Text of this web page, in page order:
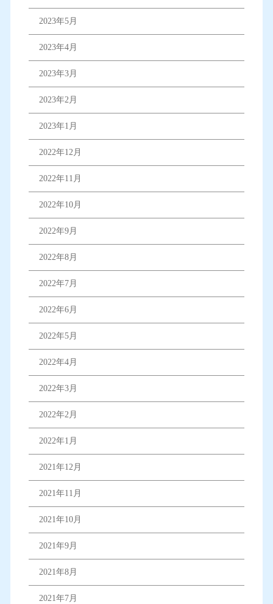
2023年5月
2023年4月
2023年3月
2023年2月
2023年1月
2022年12月
2022年11月
2022年10月
2022年9月
2022年8月
2022年7月
2022年6月
2022年5月
2022年4月
2022年3月
2022年2月
2022年1月
2021年12月
2021年11月
2021年10月
2021年9月
2021年8月
2021年7月